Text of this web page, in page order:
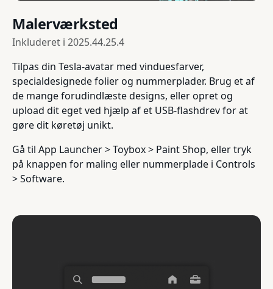
Malerværksted
Inkluderet i 2025.44.25.4
Tilpas din Tesla-avatar med vinduesfarver,
specialdesignede folier og nummerplader. Brug et af
de mange forudindlæste designs, eller opret og
upload dit eget ved hjælp af et USB-flashdrev for at
gøre dit køretøj unikt.
Gå til App Launcher > Toybox > Paint Shop, eller tryk
på knappen for maling eller nummerplade i Controls
> Software.